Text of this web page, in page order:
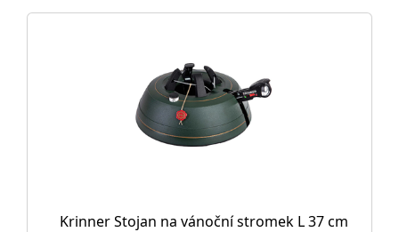
Krinner Stojan na vánoční stromek L 37 cm